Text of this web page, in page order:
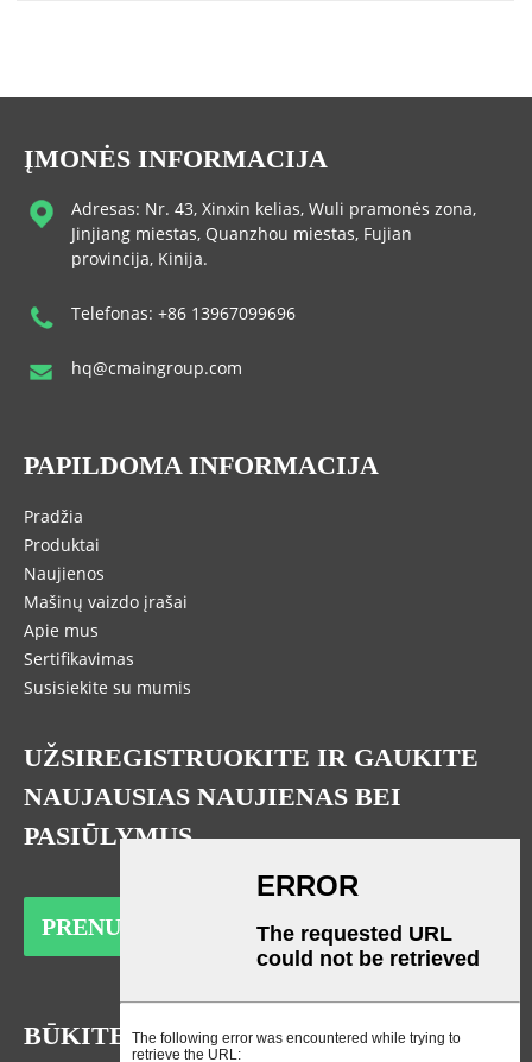
ĮMONĖS INFORMACIJA
Adresas: Nr. 43, Xinxin kelias, Wuli pramonės zona,
Jinjiang miestas, Quanzhou miestas, Fujian
provincija, Kinija.
Telefonas: +86 13967099696
hq@cmaingroup.com
PAPILDOMA INFORMACIJA
Pradžia
Produktai
Naujienos
Mašinų vaizdo įrašai
Apie mus
Sertifikavimas
Susisiekite su mumis
UŽSIREGISTRUOKITE IR GAUKITE
NAUJAUSIAS NAUJIENAS BEI
PASIŪLYMUS
PRENUMERUOTI
BŪKITE RYŠYJE